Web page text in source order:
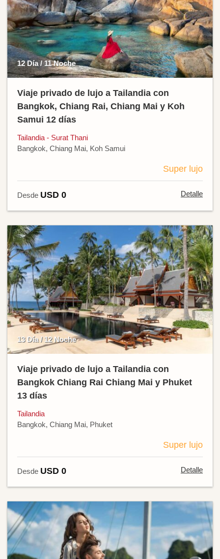
12 Día / 11 Noche
Viaje privado de lujo a Tailandia con
Bangkok, Chiang Rai, Chiang Mai y Koh
Samui 12 días
Tailandia - Surat Thani
Bangkok, Chiang Mai, Koh Samui
Super lujo
Desde USD 0 Detalle
13 Día / 12 Noche
Viaje privado de lujo a Tailandia con
Bangkok Chiang Rai Chiang Mai y Phuket
13 días
Tailandia
Bangkok, Chiang Mai, Phuket
Super lujo
Desde USD 0 Detalle